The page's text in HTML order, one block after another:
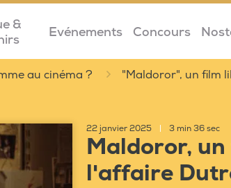
&
Evénements Concours
au cinéma ? "Maldoror", un film
22 janvier 2025 3 min 36 sec
Maldoror,
l'affaire